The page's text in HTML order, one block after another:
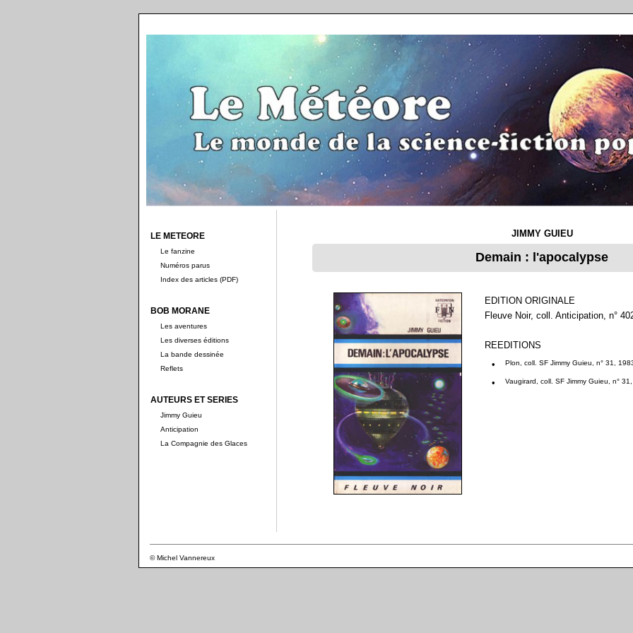
LE METEORE
Le fanzine
Numéros parus
Index des articles (PDF)
BOB MORANE
Les aventures
Les diverses éditions
La bande dessinée
Reflets
AUTEURS ET SERIES
Jimmy Guieu
Anticipation
La Compagnie des Glaces
JIMMY GUIEU
Demain : l'apocalypse
EDITION ORIGINALE
Fleuve Noir, coll. Anticipation, n°
REEDITIONS
•
Plon, coll. SF Jimmy Guieu, n° 31,
• Vaugirard, coll. SF Jimmy Guieu, n°
© Michel Vannereux